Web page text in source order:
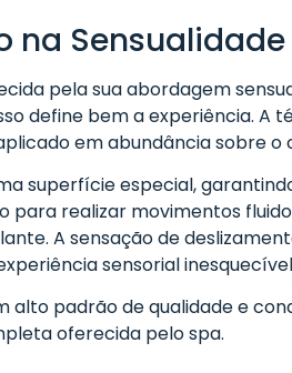
na Sensualidade
pela sua abordagem
define bem a experiência. A
em abundância sobre
superfície especial,
para realizar movimentos
A sensação de
sensorial
alto padrão de qualidade e
oferecida pelo spa.